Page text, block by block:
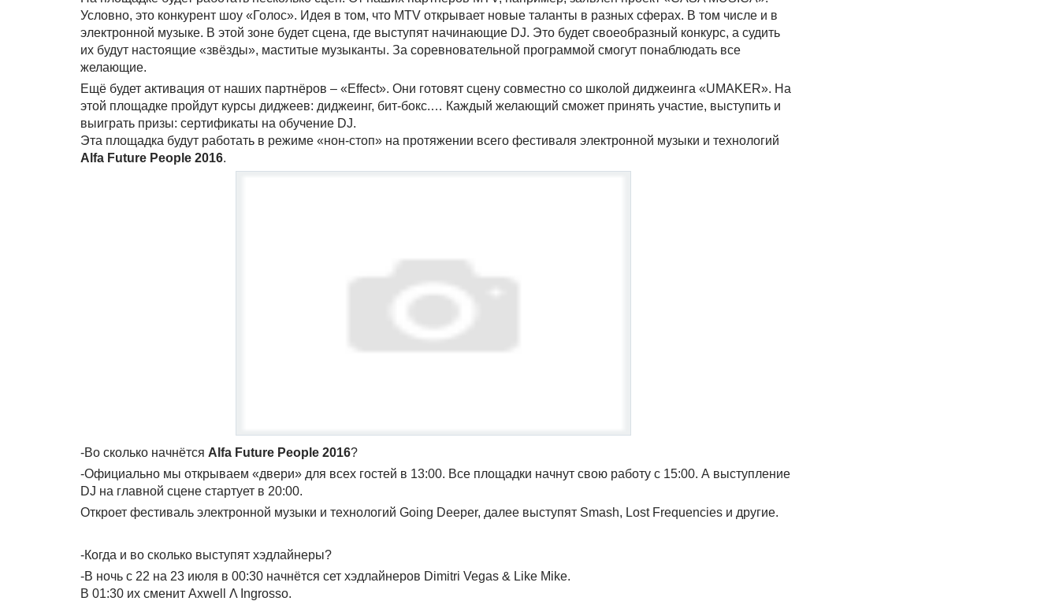
Условно, это конкурент шоу «Голос». Идея в том, что MTV открывает новые таланты в разных сферах. В том числе и в
электронной музыке. В этой зоне будет сцена, где выступят начинающие DJ. Это будет своеобразный конкурс, а судить
их будут настоящие «звёзды», маститые музыканты. За соревновательной программой смогут понаблюдать все
желающие.
Ещё будет активация от наших партнёров – «Effect». Они готовят сцену совместно со школой диджеинга «UMAKER». На
этой площадке пройдут курсы диджеев: диджеинг, бит-бокс.… Каждый желающий сможет принять участие, выступить и
выиграть призы: сертификаты на обучение DJ.
Эта площадка будут работать в режиме «нон-стоп» на протяжении всего фестиваля электронной музыки и технологий
Alfa Future People 2016.
-Во сколько начнётся Alfa Future People 2016?
-Официально мы открываем «двери» для всех гостей в 13:00. Все площадки начнут свою работу с 15:00. А выступление
DJ на главной сцене стартует в 20:00.
Откроет фестиваль электронной музыки и технологий Going Deeper, далее выступят Smash, Lost Frequencies и другие.
-Когда и во сколько выступят хэдлайнеры?
-В ночь с 22 на 23 июля в 00:30 начнётся сет хэдлайнеров Dimitri Vegas & Like Mike.
В 01:30 их сменит Axwell Λ Ingrosso.